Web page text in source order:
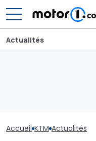
Actualités
Accueil KTM Actualités